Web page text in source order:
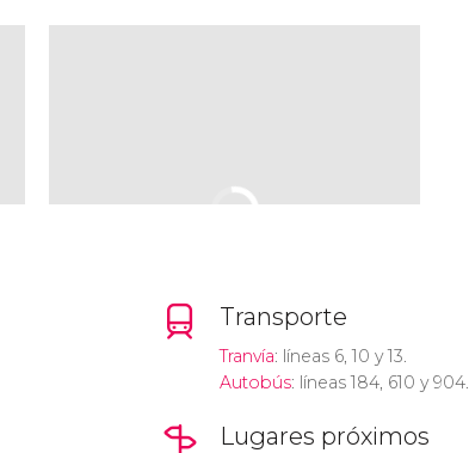
Transporte
Tranvía: líneas 6, 10 y 13.
Autobús: líneas 184, 610 y 904.
Lugares próximos